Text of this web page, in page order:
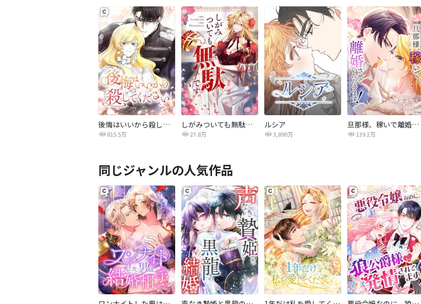
後悔はいいから殺してください
815.5万
しがみついても無駄です【タテヨミ】
27.8万
ルシア
3,890万
旦那様、稼いで離婚させていただきます！
139.2万
同じジャンルの人気作品